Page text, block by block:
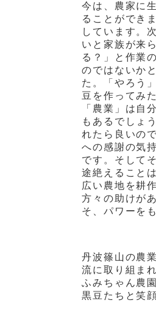
今は、農家に
ることができ
しています。
いと家族が来
る？」と作業
のではないか
た。「やろう
豆を作ってみ
「農業」は自
もあるでしょ
れたら良いの
への感謝の気
です。そして
途絶えること
広い農地を耕
方々の助けが
そ、パワーを
丹波篠山の農
流に取り組ま
ふみちゃん農
黒豆たちと笑